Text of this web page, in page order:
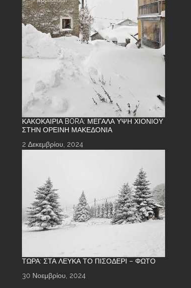
ΚΑΚΟΚΑΙΡΊΑ BORA: ΜΕΓΆΛΑ ΎΨΗ ΧΙΟΝΙΟΎ
ΣΤΗΝ ΟΡΕΙΝΉ ΜΑΚΕΔΟΝΊΑ
2 Δεκεμβρίου, 2024
ΤΏΡΑ: ΣΤΑ ΛΕΥΚΆ ΤΟ ΠΙΣΟΔΈΡΙ – ΦΩΤΌ
30 Νοεμβρίου, 2024